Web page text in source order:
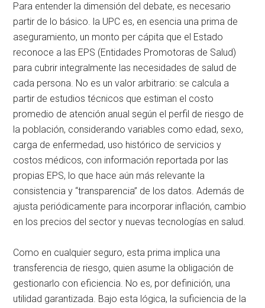
Para entender la dimensión del debate, es necesario
partir de lo básico. la UPC es, en esencia una prima de
aseguramiento, un monto per cápita que el Estado
reconoce a las EPS (Entidades Promotoras de Salud)
para cubrir integralmente las necesidades de salud de
cada persona. No es un valor arbitrario: se calcula a
partir de estudios técnicos que estiman el costo
promedio de atención anual según el perfil de riesgo de
la población, considerando variables como edad, sexo,
carga de enfermedad, uso histórico de servicios y
costos médicos, con información reportada por las
propias EPS, lo que hace aún más relevante la
consistencia y “transparencia” de los datos. Además de
ajusta periódicamente para incorporar inflación, cambio
en los precios del sector y nuevas tecnologías en salud.
Como en cualquier seguro, esta prima implica una
transferencia de riesgo, quien asume la obligación de
gestionarlo con eficiencia. No es, por definición, una
utilidad garantizada. Bajo esta lógica, la suficiencia de la